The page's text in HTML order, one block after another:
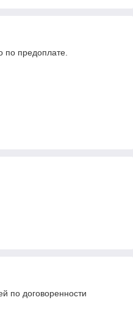
по предоплате.
по договоренности